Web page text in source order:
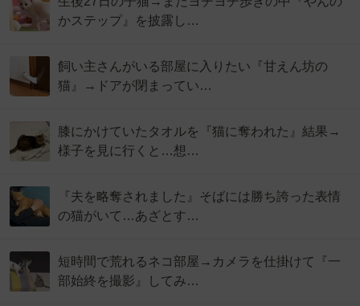
かステップ』を披露し…
飼い主さんがいる部屋に入りたい『甘えん坊の
猫』→ドアが閉まってい…
膝にかけていたタオルを『猫に奪われた』結果→
様子を見に行くと…想…
『夫を略奪されました』そばには勝ち誇った表情
の猫がいて…あざとす…
短時間で荒れるネコ部屋→カメラを仕掛けて『一
部始終を撮影』してみ…